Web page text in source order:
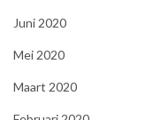
Juni 2020
Mei 2020
Maart 2020